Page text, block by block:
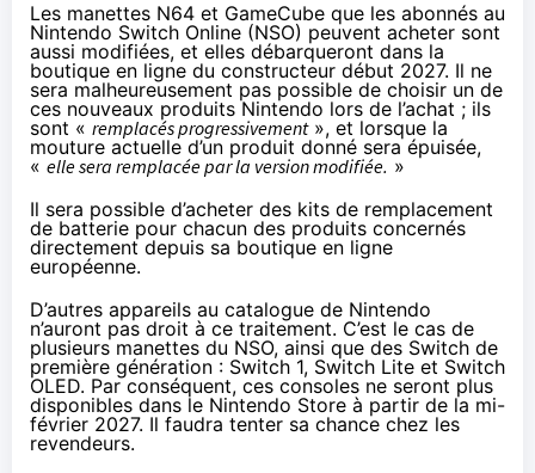
Les manettes N64 et GameCube que les abonnés au
Nintendo Switch Online (NSO) peuvent acheter sont
aussi modifiées, et elles débarqueront dans la
boutique en ligne du constructeur début 2027. Il ne
sera malheureusement pas possible de choisir un de
ces nouveaux produits Nintendo lors de l’achat ; ils
sont « remplacés progressivement», et lorsque la
mouture actuelle d’un produit donné sera épuisée,
« elle sera remplacée par la version modifiée. »
Il sera possible d’acheter des kits de remplacement
de batterie pour chacun des produits concernés
directement depuis sa boutique en ligne
européenne.
D’autres appareils au catalogue de Nintendo
n’auront pas droit à ce traitement. C’est le cas de
plusieurs manettes du NSO, ainsi que des Switch de
première génération : Switch 1, Switch Lite et Switch
OLED. Par conséquent, ces consoles ne seront plus
disponibles dans le Nintendo Store à partir de la mi-
février 2027. Il faudra tenter sa chance chez les
revendeurs.